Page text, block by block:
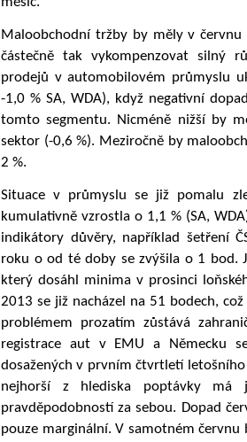
Maloobchodní tržby by měly v
částečně tak vykompenzovat silný
prodejů v automobilovém průmyslu
-1,0 % SA, WDA), když negativní
tomto segmentu. Nicméně nižší by
sektor (-0,6 %). Meziročně by
2 %.
Situace v průmyslu se již pomalu
kumulativně vzrostla o 1,1 % (SA,
indikátory důvěry, například šetření
roku o od té doby se zvýšila o 1 bod.
který dosáhl minima v prosinci
2013 se již nacházel na 51 bodech,
problémem prozatím zůstává
registrace aut v EMU a Německu
dosažených v prvním čtvrtletí
nejhorší z hlediska poptávky má
pravděpodobností za sebou. Dopad
pouze marginální. V samotném